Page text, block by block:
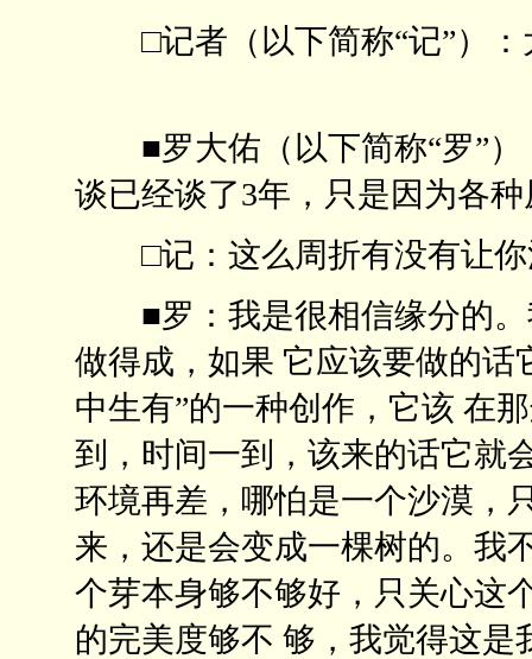
□记者（以下简称“记”）：
■罗大佑（以下简称“罗”）
谈已经谈了3年，只是因为
□记：这么周折有没有让
■罗：我是很相信缘分的。
做得成，如果 它应该要做的话
中生有”的一种创作，它该 在
到，时间一到，该来的话它就
环境再差，哪怕是一个沙漠，
来，还是会变成一棵树的。我
个芽本身够不够好，只关心这
的完美度够不 够，我觉得